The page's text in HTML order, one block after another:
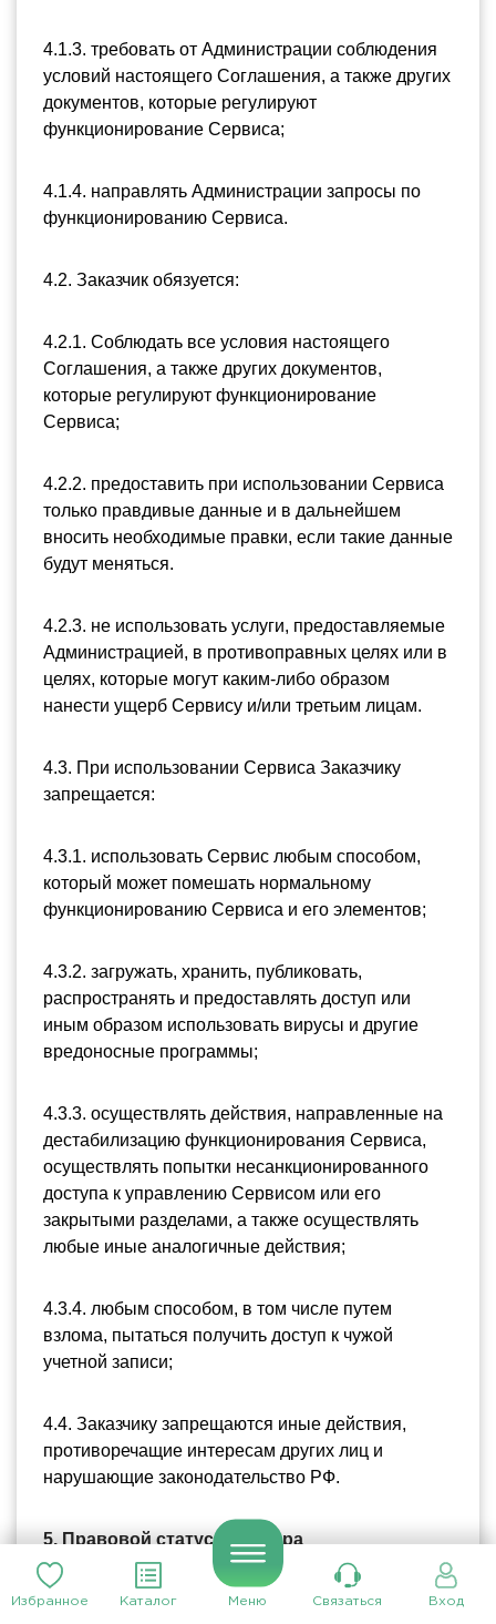
Избранное Каталог Меню Связаться Вход
4.1.3. требовать от Администрации соблюдения
условий настоящего Соглашения, а также других
документов, которые регулируют
функционирование Сервиса;
4.1.4. направлять Администрации запросы по
функционированию Сервиса.
4.2. Заказчик обязуется:
4.2.1. Соблюдать все условия настоящего
Соглашения, а также других документов,
которые регулируют функционирование
Сервиса;
4.2.2. предоставить при использовании Сервиса
только правдивые данные и в дальнейшем
вносить необходимые правки, если такие данные
будут меняться.
4.2.3. не использовать услуги, предоставляемые
Администрацией, в противоправных целях или в
целях, которые могут каким-либо образом
нанести ущерб Сервису и/или третьим лицам.
4.3. При использовании Сервиса Заказчику
запрещается:
4.3.1. использовать Сервис любым способом,
который может помешать нормальному
функционированию Сервиса и его элементов;
4.3.2. загружать, хранить, публиковать,
распространять и предоставлять доступ или
иным образом использовать вирусы и другие
вредоносные программы;
4.3.3. осуществлять действия, направленные на
дестабилизацию функционирования Сервиса,
осуществлять попытки несанкционированного
доступа к управлению Сервисом или его
закрытыми разделами, а также осуществлять
любые иные аналогичные действия;
4.3.4. любым способом, в том числе путем
взлома, пытаться получить доступ к чужой
учетной записи;
4.4. Заказчику запрещаются иные действия,
противоречащие интересам других лиц и
нарушающие законодательство РФ.
5. Правовой статус Партнера
5.1. Партнер обязуется: